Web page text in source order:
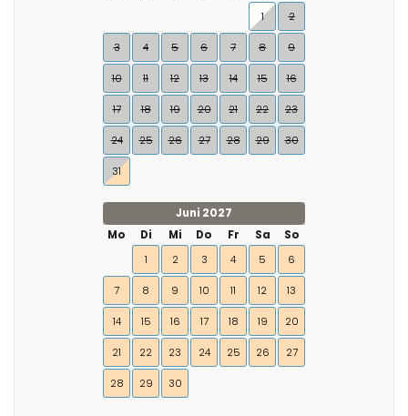
1
2
3 4 5 6 7 8 9
10 11 12 13 14 15 16
17 18 19 20 21 22 23
24 25 26 27 28 29 30
31
Juni 2027
Mo
Di Mi Do Fr Sa
So
1
2 3 4 5 6
7 8 9 10 11 12 13
14 15 16 17 18 19 20
21 22 23 24 25 26 27
28 29 30